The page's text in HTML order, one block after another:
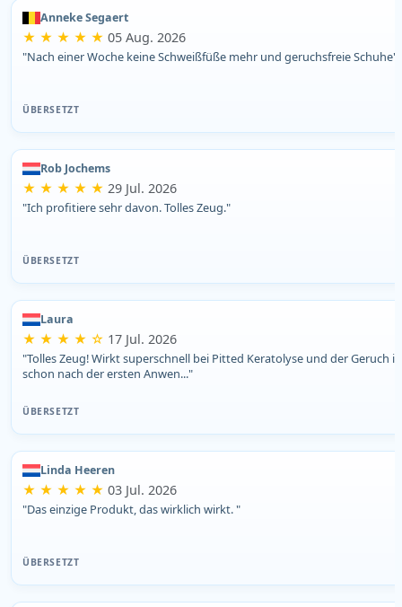
Anneke Segaert
★ ★ ★ ★ ★ 05 Aug. 2026
"Nach einer Woche keine Schweißfüße mehr und geruchsfreie Schuhe"
ÜBERSETZT
Rob Jochems
★ ★ ★ ★ ★ 29 Jul. 2026
"Ich profitiere sehr davon. Tolles Zeug."
ÜBERSETZT
Laura
★ ★ ★ ★ ☆ 17 Jul. 2026
"Tolles Zeug! Wirkt superschnell bei Pitted Keratolyse und der Geruch
schon nach der ersten Anwen..."
ÜBERSETZT
Linda Heeren
★ ★ ★ ★ ★ 03 Jul. 2026
"Das einzige Produkt, das wirklich wirkt. "
ÜBERSETZT